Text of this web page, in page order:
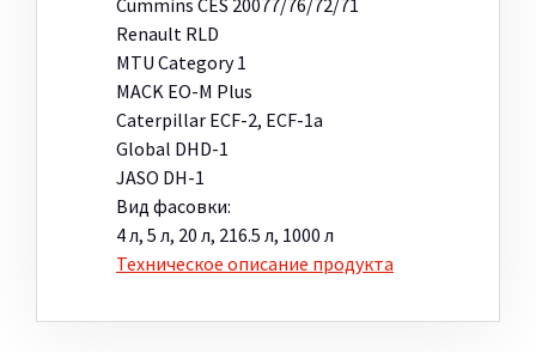
Cummins CES 20077/76/72/71
Renault RLD
MTU Category 1
MACK EO-M Plus
Caterpillar ECF-2, ECF-1a
Global DHD-1
JASO DH-1
Вид фасовки:
4 л, 5 л, 20 л, 216.5 л, 1000 л
Техническое описание продукта